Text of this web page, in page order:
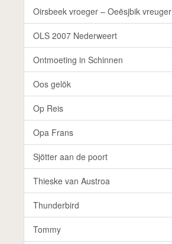
Oirsbeek vroeger – Oeësjbik vreuger
OLS 2007 Nederweert
Ontmoeting in Schinnen
Oos gelök
Op Reis
Opa Frans
Sjötter aan de poort
Thieske van Austroa
Thunderbird
Tommy